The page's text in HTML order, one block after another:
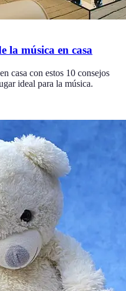
la música en casa
casa con estos 10 consejos
ideal para la música.